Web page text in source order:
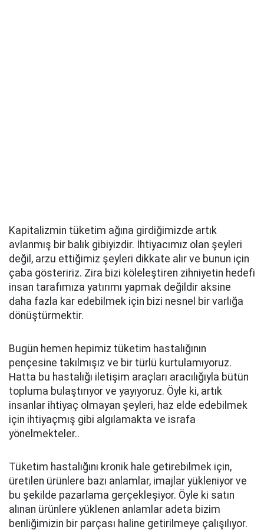
Kapitalizmin tüketim ağına girdiğimizde artık
avlanmış bir balık gibiyizdir. İhtiyacımız olan şeyleri
değil, arzu ettiğimiz şeyleri dikkate alır ve bunun için
çaba gösteririz. Zira bizi köleleştiren zihniyetin hedefi
insan tarafımıza yatırımı yapmak değildir aksine
daha fazla kar edebilmek için bizi nesnel bir varlığa
dönüştürmektir.
Bugün hemen hepimiz tüketim hastalığının
pençesine takılmışız ve bir türlü kurtulamıyoruz.
Hatta bu hastalığı iletişim araçları aracılığıyla bütün
topluma bulaştırıyor ve yayıyoruz. Öyle ki, artık
insanlar ihtiyaç olmayan şeyleri, haz elde edebilmek
için ihtiyaçmış gibi algılamakta ve israfa
yönelmekteler..
Tüketim hastalığını kronik hale getirebilmek için,
üretilen ürünlere bazı anlamlar, imajlar yükleniyor ve
bu şekilde pazarlama gerçekleşiyor. Öyle ki satın
alınan ürünlere yüklenen anlamlar adeta bizim
benliğimizin bir parçası haline getirilmeye çalışılıyor.